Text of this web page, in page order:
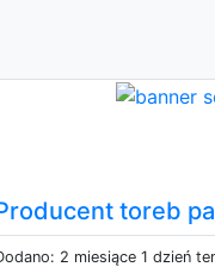
Okiennice
Dodano: 2 miesiące 23